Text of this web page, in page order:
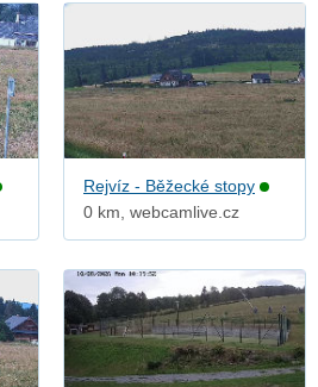
Rejvíz - Běžecké stopy
0 km, webcamlive.cz